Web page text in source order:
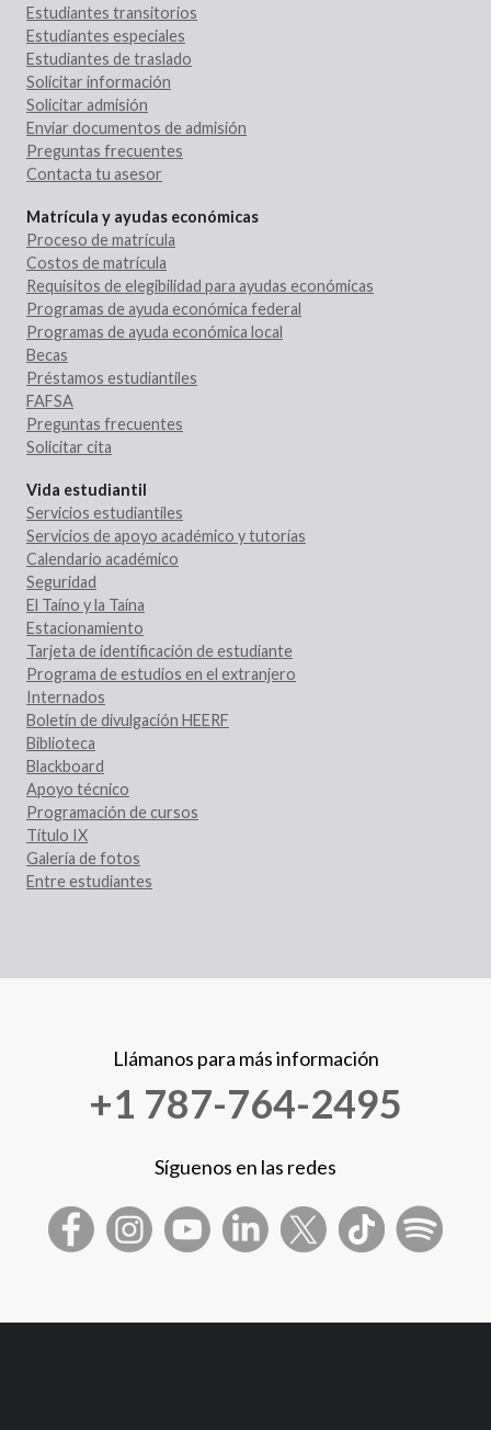
Estudiantes transitorios
Estudiantes especiales
Estudiantes de traslado
Solicitar información
Solicitar admisión
Enviar documentos de admisión
Preguntas frecuentes
Contacta tu asesor
Matrícula y ayudas económicas
Proceso de matrícula
Costos de matrícula
Requisitos de elegibilidad para ayudas económicas
Programas de ayuda económica federal
Programas de ayuda económica local
Becas
Préstamos estudiantiles
FAFSA
Preguntas frecuentes
Solicitar cita
Vida estudiantil
Servicios estudiantiles
Servicios de apoyo académico y tutorías
Calendario académico
Seguridad
El Taíno y la Taína
Estacionamiento
Tarjeta de identificación de estudiante
Programa de estudios en el extranjero
Internados
Boletín de divulgación HEERF
Biblioteca
Blackboard
Apoyo técnico
Programación de cursos
Título IX
Galería de fotos
Entre estudiantes
Llámanos para más información
+1 787-764-2495
Síguenos en las redes